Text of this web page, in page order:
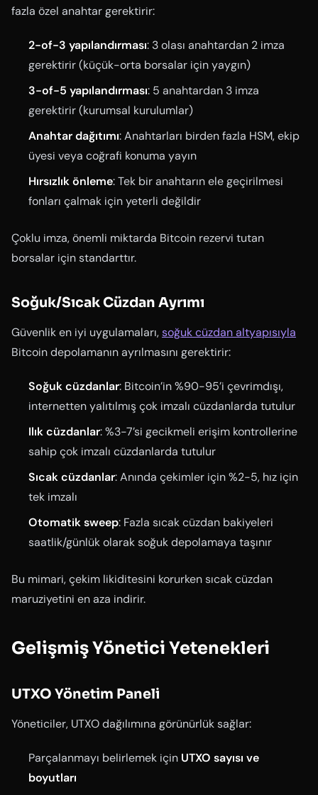
fazla özel anahtar gerektirir:
2-of-3 yapılandırması: 3 olası anahtardan 2 imza
gerektirir (küçük-orta borsalar için yaygın)
3-of-5 yapılandırması: 5 anahtardan 3 imza
gerektirir (kurumsal kurulumlar)
Anahtar dağıtımı: Anahtarları birden fazla HSM, ekip
üyesi veya coğrafi konuma yayın
Hırsızlık önleme: Tek bir anahtarın ele geçirilmesi
fonları çalmak için yeterli değildir
Çoklu imza, önemli miktarda Bitcoin rezervi tutan
borsalar için standarttır.
Soğuk/Sıcak Cüzdan Ayrımı
Güvenlik en iyi uygulamaları,soğuk cüzdan altyapısıyla
Bitcoin depolamanın ayrılmasını gerektirir:
Soğuk cüzdanlar: Bitcoin’in %90-95’i çevrimdışı,
internetten yalıtılmış çok imzalı cüzdanlarda tutulur
Ilık cüzdanlar: %3-7’si gecikmeli erişim kontrollerine
sahip çok imzalı cüzdanlarda tutulur
Sıcak cüzdanlar: Anında çekimler için %2-5, hız için
tek imzalı
Otomatik sweep: Fazla sıcak cüzdan bakiyeleri
saatlik/günlük olarak soğuk depolamaya taşınır
Bu mimari, çekim likiditesini korurken sıcak cüzdan
maruziyetini en aza indirir.
Gelişmiş Yönetici Yetenekleri
UTXO Yönetim Paneli
Yöneticiler, UTXO dağılımına görünürlük sağlar:
Parçalanmayı belirlemek için UTXO sayısı ve
boyutları